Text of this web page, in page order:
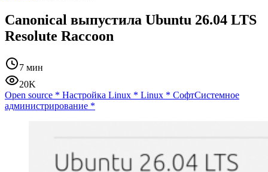
Canonical выпустила Ubuntu 26.04 LTS
Resolute Raccoon
7 мин
20K
Open source * Настройка Linux * Linux * СофтСистемное
администрирование *